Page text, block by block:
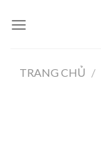
TRANG CHỦ /